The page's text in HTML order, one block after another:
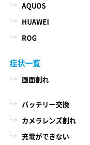
AQUOS
HUAWEI
ROG
症状一覧
画面割れ
バッテリー交換
カメラレンズ割れ
充電ができない